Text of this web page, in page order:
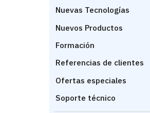
Nuevas Tecnologías
Nuevos Productos
Formación
Referencias de clientes
Ofertas especiales
Soporte técnico